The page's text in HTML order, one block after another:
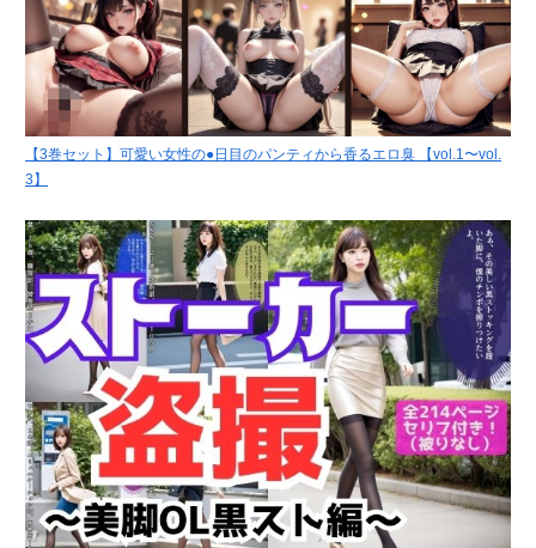
【3巻セット】可愛い女性の●日目のパンティから香るエロ臭 【vol.1〜vol.
3】